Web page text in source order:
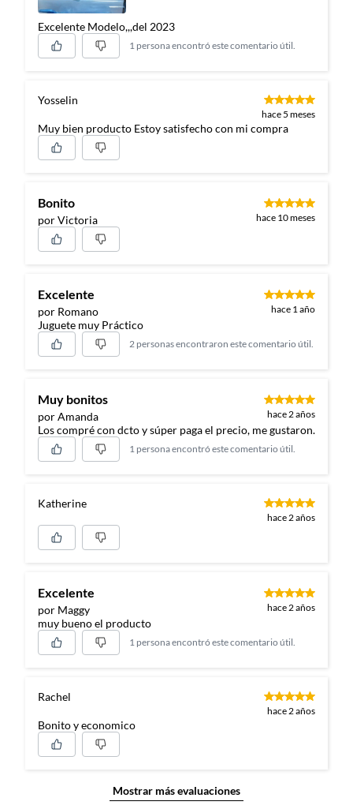
Excelente Modelo,,,del 2023
1 persona encontró este comentario útil.
Yosselin
hace 5 meses
Muy bien producto Estoy satisfecho con mi compra
Bonito
por Victoria hace 10 meses
Excelente
por Romano hace 1 año
Juguete muy Práctico
2 personas encontraron este comentario útil.
Muy bonitos
por Amanda hace 2 años
Los compré con dcto y súper paga el precio, me gustaron.
1 persona encontró este comentario útil.
Katherine
hace 2 años
Excelente
por Maggy hace 2 años
muy bueno el producto
1 persona encontró este comentario útil.
Rachel
hace 2 años
Bonito y economico
Mostrar más evaluaciones